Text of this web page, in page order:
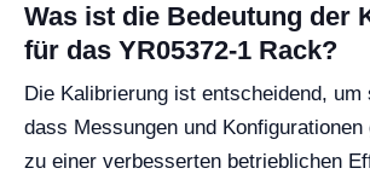
Was ist die Bedeutung der
für das YR05372-1 Rack?
Die Kalibrierung ist entscheidend, um
dass Messungen und Konfigurationen
zu einer verbesserten betrieblichen